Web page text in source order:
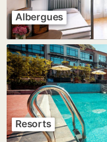
Albergues
Resorts